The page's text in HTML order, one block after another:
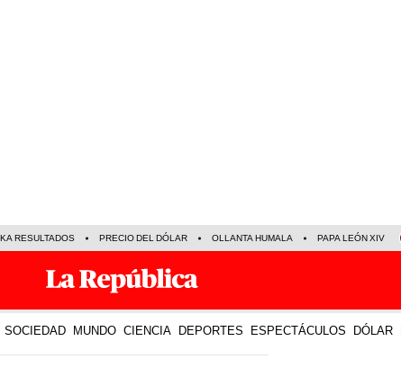
RESULTADOS PRECIO DEL DÓLAR OLLANTA HUMALA PAPA LEÓN XIV
SOCIEDAD MUNDO CIENCIA DEPORTES ESPECTÁCULOS DÓLAR